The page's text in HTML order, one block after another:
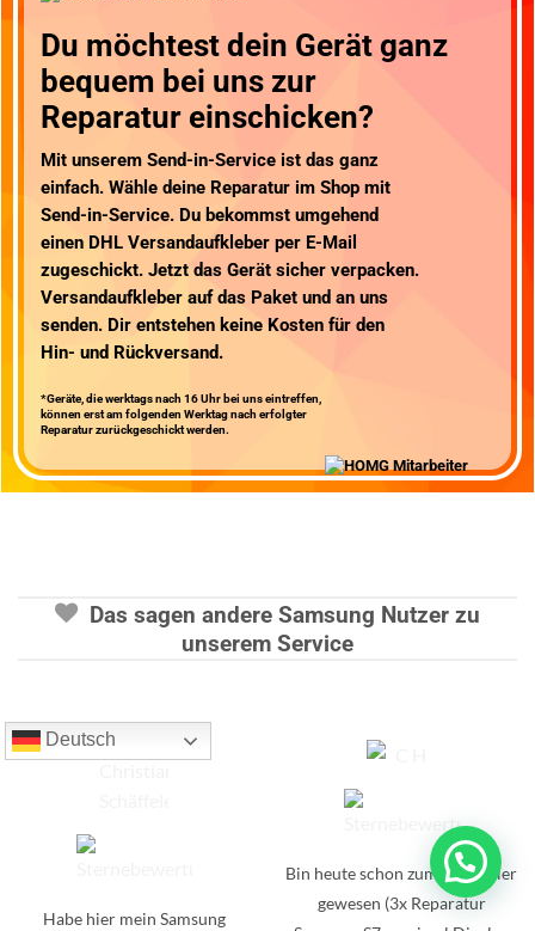
Du möchtest dein Gerät ganz
bequem bei uns zur
Reparatur einschicken?
Mit unserem Send-in-Serviceist das ganz
einfach. Wähle deine Reparatur im Shop mit
Send-in-Service. Du bekommst umgehend
einen DHL Versandaufkleberper E-Mail
zugeschickt. Jetzt das Gerät sicher verpacken.
Versandaufkleber auf das Paket und an uns
senden. Dir entstehen keine Kosten für den
Hin- und Rückversand.
*Geräte, die werktags nach 16 Uhr bei uns eintreffen,
können erst am folgenden Werktag nach erfolgter
Reparatur zurückgeschickt werden.
Das sagen andere Samsung Nutzer zu
unserem Service
Habe hier mein Samsung
Bin heute schon zum 3.Mal hier
gewesen (3x Reparatur
Deutsch